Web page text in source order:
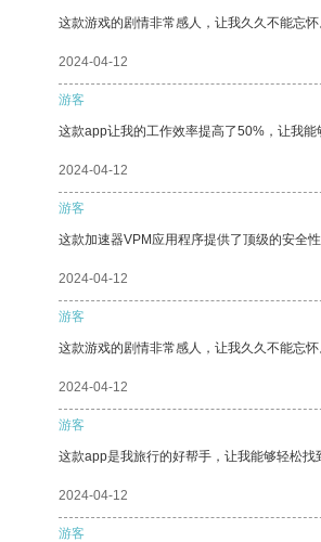
这款游戏的剧情非常感人，让我久久不能忘怀
2024-04-12
游客
这款app让我的工作效率提高了50%，让我
2024-04-12
游客
这款加速器VPM应用程序提供了顶级的安全性
2024-04-12
游客
这款游戏的剧情非常感人，让我久久不能忘怀
2024-04-12
游客
这款app是我旅行的好帮手，让我能够轻松找
2024-04-12
游客